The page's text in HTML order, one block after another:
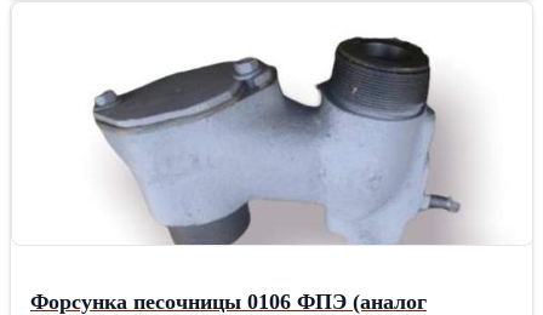
Форсунка песочницы 0106 ФПЭ (аналог